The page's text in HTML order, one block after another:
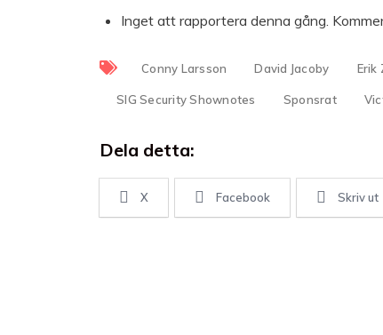
Inget att rapportera denna gång.
Conny Larsson David Jacoby Erik
SIG Security Shownotes Sponsrat
Dela detta:
X Facebook Skriv ut